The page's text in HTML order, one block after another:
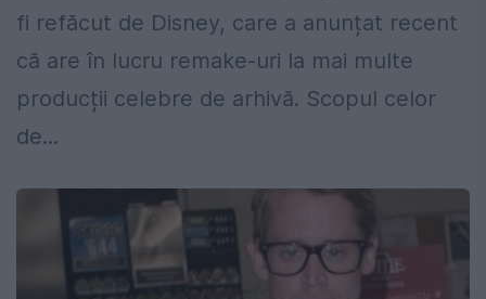
fi refăcut de Disney, care a anunțat recent
că are în lucru remake-uri la mai multe
producții celebre de arhivă. Scopul celor
de...